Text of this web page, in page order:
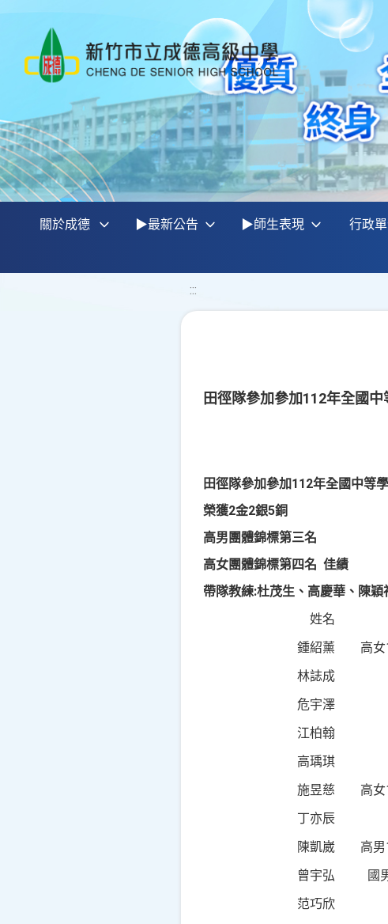
關於成德 ▶最新公告 ▶師生表現 行政
:::
田徑隊參加參加112年全國
田徑隊參加參加112年全國中等
榮獲2金2銀5銅
高男團體錦標第三名
高女團體錦標第四名 佳績
帶隊教練:杜茂生、高慶華、陳
姓名
鍾紹薰
高
林誌成
危宇澤
江柏翰
高瑀琪
施昱慈
高
丁亦辰
陳凱崴
高
曾宇弘
國
范巧欣